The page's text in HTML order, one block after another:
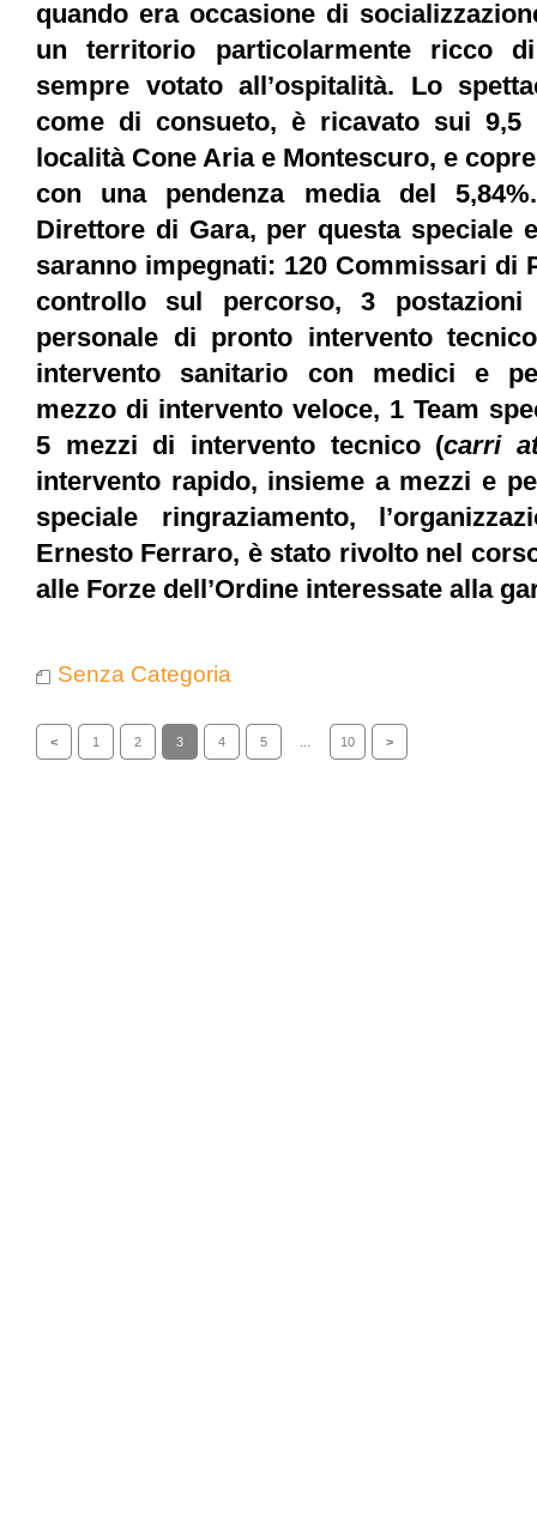
quando era occasione di
un territorio particolarmente ricco
sempre votato all’ospitalità. Lo
come di consueto, è ricavato sui
località Cone Aria e Montescuro, e
con una pendenza media del
Direttore di Gara, per questa speciale
saranno impegnati: 120 Commissari di
controllo sul percorso, 3
personale di pronto intervento
intervento sanitario con medici e
mezzo di intervento veloce, 1 Team
5 mezzi di intervento tecnico (carri
intervento rapido, insieme a mezzi e
speciale ringraziamento,
Ernesto Ferraro, è stato rivolto nel
alle Forze dell’Ordine interessate alla
Senza Categoria
< 1 2 3 4 5 10 >